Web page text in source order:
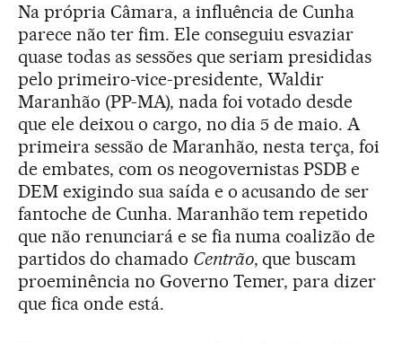
Na própria Câmara, a influência de Cunha
parece não ter fim. Ele conseguiu esvaziar
quase todas as sessões que seriam presididas
pelo primeiro-vice-presidente, Waldir
Maranhão (PP-MA), nada foi votado desde
que ele deixou o cargo, no dia 5 de maio. A
primeira sessão de Maranhão, nesta terça, foi
de embates, com os neogovernistas PSDB e
DEM exigindo sua saída e o acusando de ser
fantoche de Cunha. Maranhão tem repetido
que não renunciará e se fia numa coalizão de
partidos do chamado Centrão, que buscam
proeminência no Governo Temer, para dizer
que fica onde está.